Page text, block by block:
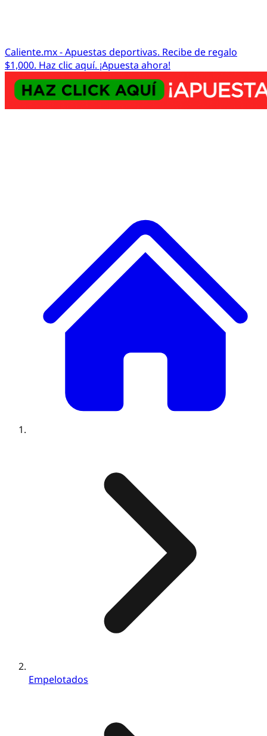
Caliente.mx - Apuestas deportivas. Recibe de regalo
$1,000. Haz clic aquí. ¡Apuesta ahora!
Empelotados